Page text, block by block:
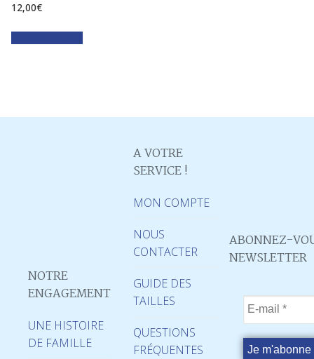
12,00€
NOTRE
ENGAGEMENT
UNE HISTOIRE
DE FAMILLE
A VOTRE
SERVICE !
MON COMPTE
NOUS
CONTACTER
GUIDE DES
TAILLES
QUESTIONS
FRÉQUENTES
ABONNEZ-
NEWSLETTER